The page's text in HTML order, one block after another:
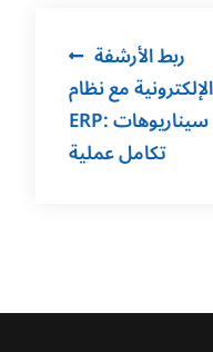
Post
navigation
ربط الأرشفة
الإلكترونية مع نظام
ERP: سيناريوهات
تكامل عملية